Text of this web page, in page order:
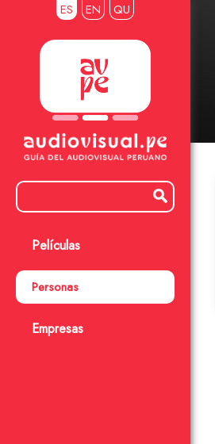
ES EN QU
Películas
Personas
Empresas